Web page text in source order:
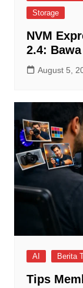
Storage
NVM
2.4:
August 5,
AI Berita
Tips